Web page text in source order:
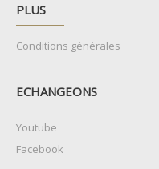
PLUS
Conditions générales
ECHANGEONS
Youtube
Facebook